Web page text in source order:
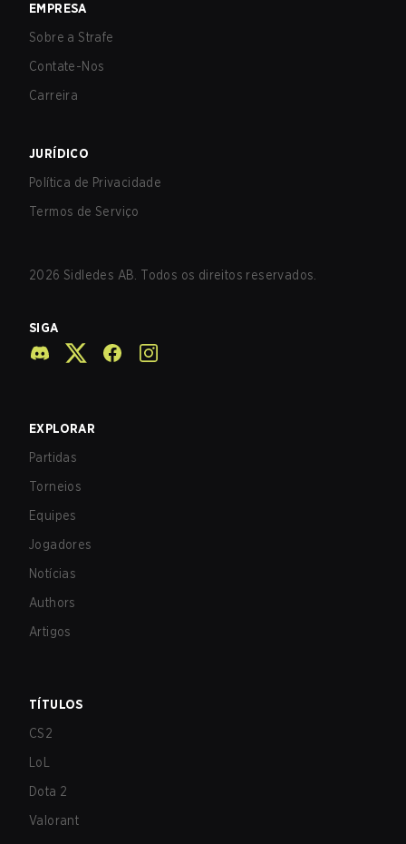
EMPRESA
Sobre a Strafe
Contate-Nos
Carreira
JURÍDICO
Política de Privacidade
Termos de Serviço
2026 Sidledes AB. Todos os direitos reservados.
SIGA
EXPLORAR
Partidas
Torneios
Equipes
Jogadores
Notícias
Authors
Artigos
TÍTULOS
CS2
LoL
Dota 2
Valorant